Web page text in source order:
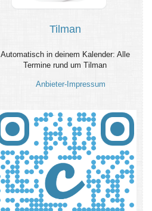
Tilman
Automatisch in deinem Kalender: Alle
Termine rund um Tilman
Anbieter-Impressum